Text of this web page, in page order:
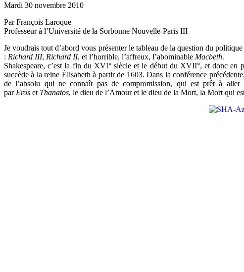
Mardi 30 novembre 2010
Par François Laroque
Professeur à l’Université de la Sorbonne Nouvelle-Paris III
Je voudrais tout d’abord vous présenter le tableau de la question du
: Richard III, Richard II, et l’horrible, l’affreux, l’abominable Macbeth.
Shakespeare, c’est la fin du XVI° siècle et le début du XVII°, et donc en
succède à la reine Élisabeth à partir de 1603. Dans la conférence
de l’absolu qui ne connaît pas de compromission, qui est prêt à
par Eros et Thanatos, le dieu de l’Amour et le dieu de la Mort, la Mort qui